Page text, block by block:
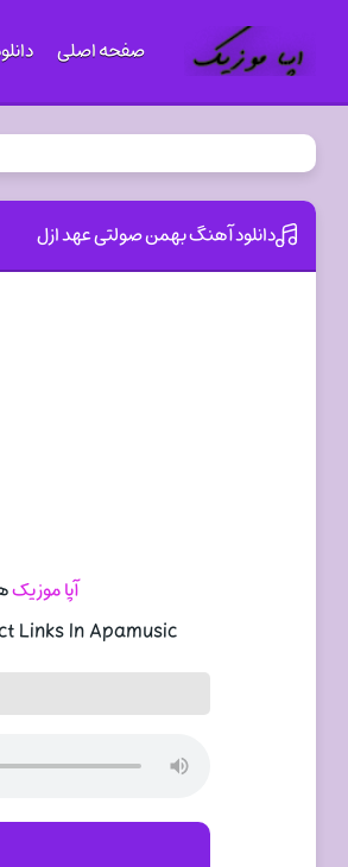
صفحه اصلی
دانلود آهنگ بهمن صولتی عهد ازل
آپا موزیک
Links In Apamusic